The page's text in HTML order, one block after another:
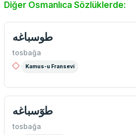
Diğer Osmanlıca Sözlüklerde:
طوسباغه
tosbağa
Kamus-u Fransevi
طوٓسباغه
tosbağa